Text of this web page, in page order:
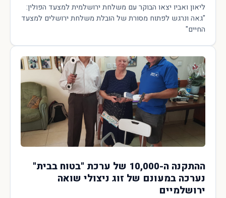
ליאון ואביו יצאו הבוקר עם משלחת ירושלמית למצעד הפולין:
"גאה ונרגש לפתוח מסורת של הובלת משלחת ירושלים למצעד
החיים"
ההתקנה ה-10,000 של ערכת "בטוח בבית"
נערכה במעונם של זוג ניצולי שואה
ירושלמיים